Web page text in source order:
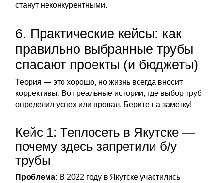
станут неконкурентными.
6. Практические кейсы: как
правильно выбранные трубы
спасают проекты (и бюджеты)
Теория — это хорошо, но жизнь всегда вносит
коррективы. Вот реальные истории, где выбор труб
определил успех или провал. Берите на заметку!
Кейс 1: Теплосеть в Якутске —
почему здесь запретили б/у
трубы
Проблема: В 2022 году в Якутске участились